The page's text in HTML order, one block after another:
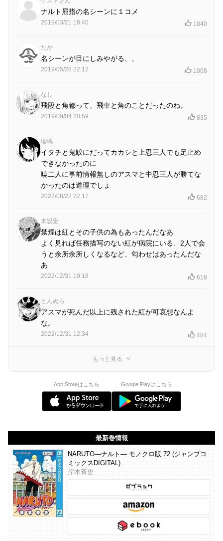
ナルト屈指の名シーンに１コメ
2019/03/21 18:40 1040
たか
名シーンが目にしみやがる、、
2019/05/28 22:12 1008
なし
飛段と角都って、飛車と角のことだったのね。
2019/09/04 20:59 835
瑠璃
イタチと鬼鮫にだってカカシと上忍三人でも足止め
できなかったのに
暁二人に事前情報無しのアスマと中忍三人が勝てな
かったのは道理でしょ
2022/08/22 22:17 682
未設定
禁煙は紅とその子供の為もあったんだなあ
よく見れば任務描写のない紅が病院にいる、2人で会
うと余所余所しくなるなど、匂わせはあったんだな
あ
2022/12/31 19:18 618
とんぬら
アスマが死んだ以上に残された紅が可哀想なんよ
な。
2022/12/31 12:34 484
もっと見る
App Storeはこちら Google Playはこちら
最新巻情報
NARUTO―ナルト― モノクロ版 72 (ジャンプコ
ミックスDIGITAL)
岸本斉史